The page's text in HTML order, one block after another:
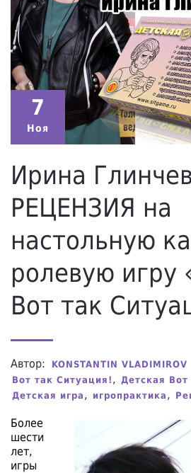
7
Ноя
Ирина
РЕЦЕНЗИЯ на
настольную
ролевую игру
Вот так
Автор: KONSTANTIN VLADIMIROV
Вот так Ситуация! , Детская
Детская игра , игропрактика ,
Более
шести
лет,
игры